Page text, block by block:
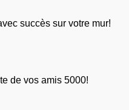
succès sur votre mur!
de vos amis 5000!